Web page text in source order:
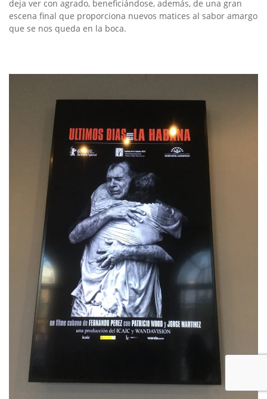
deja ver con agrado, beneficiándose, además, de una gran
escena final que proporciona nuevos matices al sabor amargo
que se nos queda en la boca.